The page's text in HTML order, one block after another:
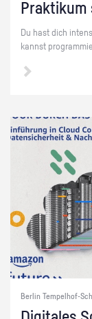
Prak­ti­kum
Du hast dich
kannst
Berlin Tempelhof-